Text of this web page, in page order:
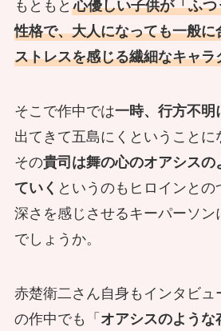
もともと 心優しい子供が「ふ
性格で、大人になっても一般に
ストレスを感じる繊細なキャラ
そこで作中では一時、行方不明
出てきて五島にくということに
その貴司は舞の心のオアシスの
ていく というのもヒロインと
深さを感じさせるキーパーソン
でしょうか。
赤楚衛二さん自身もインタビュ
の作中でも「 オアシスのよう